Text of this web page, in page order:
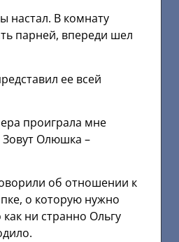
настал. В комнату
парней, впереди шел
ее всей
проиграла мне
Олюшка –
об отношении к
о которую нужно
ни странно Ольгу